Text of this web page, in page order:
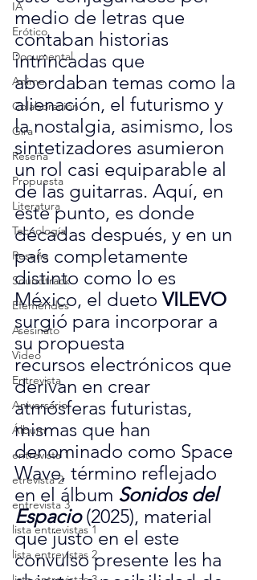
IA
Erótico
Documental
Anime
Colaboración
Gira
Reseña
Propuesta
Literatura
Tecnología
Reseña
Soundtrack
Efemérides
Asesinato
Video
Entrevista
Aniversario
Álbum
entrevista 1
etrevista 2
entrevista 3
lista entrevistas 1
lista entrevistas 2
medio de letras que
contaban historias
intrincadas que
abordaban temas como la
alienación, el futurismo y
la nostalgia, asimismo, los
sintetizadores asumieron
un rol casi equiparable al
de las guitarras. Aquí, en
este punto, es donde
décadas después, y en un
país completamente
distinto como lo es
México, el dueto VILEVO
surgió para incorporar a
su propuesta
recursos electrónicos que
derivan en crear
atmósferas futuristas,
mismas que han
denominado como Space
Wave, término reflejado
en el álbum Sonidos del
Espacio (2025), material
que justo en el este
convulso presente les ha